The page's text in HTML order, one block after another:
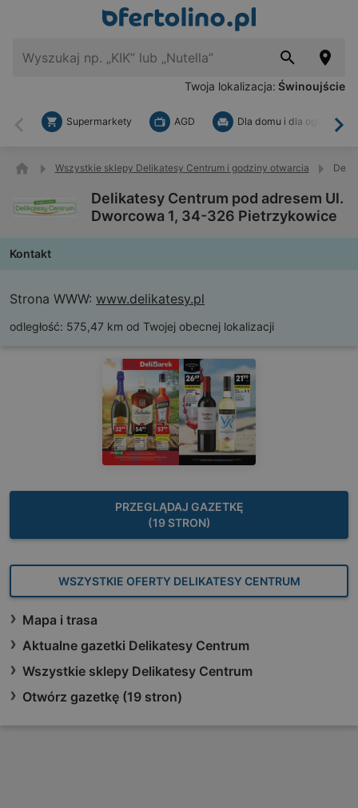
Twoja lokalizacja: Świnoujście
Wstecz
Supermarkety AGD Dla domu i dla ogrodu
Wszystkie sklepy Delikatesy Centrum i godziny otwarcia
Delikatesy Centrum pod adresem Ul.
Dworcowa 1, 34-326 Pietrzykowice
Kontakt
Strona WWW: www.delikatesy.pl
odległość: 575,47 km od Twojej obecnej lokalizacji
PRZEGLĄDAJ GAZETKĘ
(19 STRON)
WSZYSTKIE OFERTY DELIKATESY CENTRUM
Mapa i trasa
Aktualne gazetki Delikatesy Centrum
Wszystkie sklepy Delikatesy Centrum
Otwórz gazetkę (19 stron)